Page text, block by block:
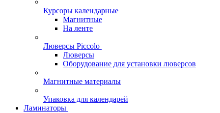
Курсоры календарные
Магнитные
На ленте
Люверсы Piccolo
Люверсы
Оборудование для установки люверсов
Магнитные материалы
Упаковка для календарей
Ламинаторы